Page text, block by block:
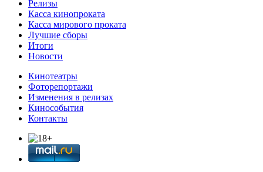
Релизы
Касса кинопроката
Касса мирового проката
Лучшие сборы
Итоги
Новости
Кинотеатры
Фоторепортажи
Изменения в релизах
Кинособытия
Контакты